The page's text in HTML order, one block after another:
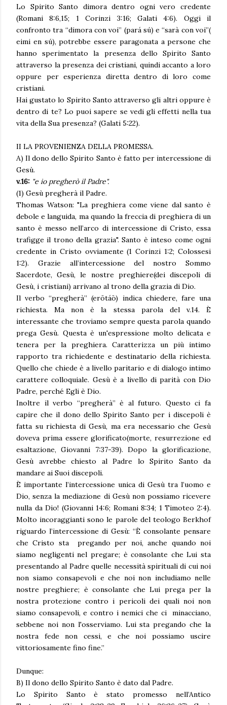
Lo Spirito Santo dimora dentro ogni vero credente
(Romani 8:6,15; 1 Corinzi 3:16; Galati 4:6). Oggi il
confronto tra “dimora con voi” (pará sú) e “sarà con voi”(
eimi en sú), potrebbe essere paragonata a persone che
hanno sperimentato la presenza dello Spirito Santo
attraverso la presenza dei cristiani, quindi accanto a loro
oppure per esperienza diretta dentro di loro come
cristiani.
Hai gustato lo Spirito Santo attraverso gli altri oppure è
dentro di te? Lo puoi sapere se vedi gli effetti nella tua
vita della Sua presenza? (Galati 5:22).
II LA PROVENIENZA DELLA PROMESSA.
A) Il dono dello Spirito Santo è fatto per intercessione di
Gesù.
v.16: "e io pregherò il Padre".
(1) Gesù pregherà il Padre.
Thomas Watson: "La preghiera come viene dal santo è
debole e languida, ma quando la freccia di preghiera di un
santo è messo nell’arco di intercessione di Cristo, essa
trafigge il trono della grazia". Santo è inteso come ogni
credente in Cristo ovviamente (1 Corinzi 1:2; Colossesi
1:2). Grazie all’intercessione del nostro Sommo
Sacerdote, Gesù, le nostre preghiere(dei discepoli di
Gesù, i cristiani) arrivano al trono della grazia di Dio.
Il verbo “pregherà” (erōtáō) indica chiedere, fare una
richiesta. Ma non è la stessa parola del v.14. È
interessante che troviamo sempre questa parola quando
prega Gesù. Questa è un'espressione molto delicata e
tenera per la preghiera. Caratterizza un più intimo
rapporto tra richiedente e destinatario della richiesta.
Quello che chiede è a livello paritario e di dialogo intimo
carattere colloquiale. Gesù è a livello di parità con Dio
Padre, perché Egli è Dio.
Inoltre il verbo “pregherà” è al futuro. Questo ci fa
capire che il dono dello Spirito Santo per i discepoli è
fatta su richiesta di Gesù, ma era necessario che Gesù
doveva prima essere glorificato(morte, resurrezione ed
esaltazione, Giovanni 7:37-39). Dopo la glorificazione,
Gesù avrebbe chiesto al Padre lo Spirito Santo da
mandare ai Suoi discepoli.
È importante l’intercessione unica di Gesù tra l’uomo e
Dio, senza la mediazione di Gesù non possiamo ricevere
nulla da Dio! (Giovanni 14:6; Romani 8:34; 1 Timoteo 2:4).
Molto incoraggianti sono le parole del teologo Berkhof
riguardo l’intercessione di Gesù: “È consolante pensare
che Cristo sta pregando per noi, anche quando noi
siamo negligenti nel pregare; è consolante che Lui sta
presentando al Padre quelle necessità spirituali di cui noi
non siamo consapevoli e che noi non includiamo nelle
nostre preghiere; è consolante che Lui prega per la
nostra protezione contro i pericoli dei quali noi non
siamo consapevoli, e contro i nemici che ci minacciano,
sebbene noi non l'osserviamo. Lui sta pregando che la
nostra fede non cessi, e che noi possiamo uscire
vittoriosamente fino fine.”
Dunque:
B) Il dono dello Spirito Santo è dato dal Padre.
Lo Spirito Santo è stato promesso nell’Antico